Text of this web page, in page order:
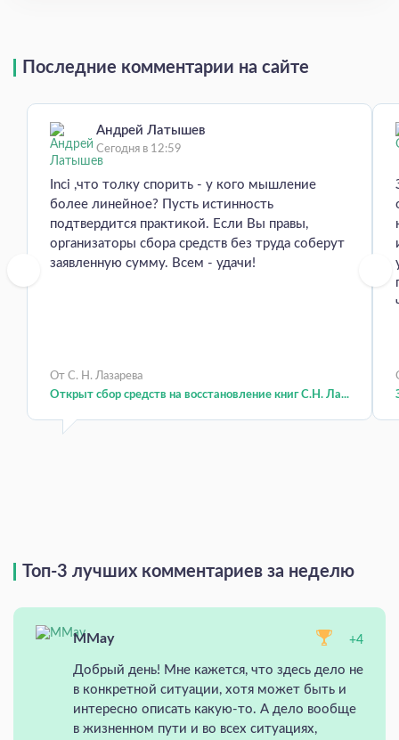
Последние комментарии на сайте
Андрей Латышев
Сегодня в 12:59
Inci ,что толку спорить - у кого мышление
более линейное? Пусть истинность
подтвердится практикой. Если Вы правы,
организаторы сбора средств без труда соберут
заявленную сумму. Всем - удачи!
От С. Н. Лазарева
Открыт сбор средств на восстановление книг С.Н. Ла...
Топ-3 лучших комментариев за неделю
MMay +4
Добрый день! Мне кажется, что здесь дело не
в конкретной ситуации, хотя может быть и
интересно описать какую-то. А дело вообще
в жизненном пути и во всех ситуациях,